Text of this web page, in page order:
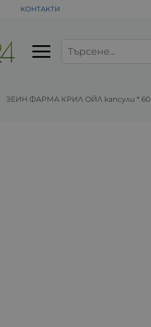
КОНТАКТИ
ЗЕИН ФАРМА КРИЛ ОЙЛ капсули * 60